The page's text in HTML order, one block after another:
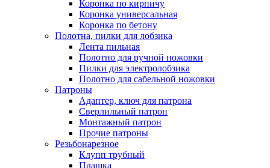
Коронка по кирпичу
Коронка универсальная
Коронка по бетону
Полотна, пилки для лобзика
Лента пильная
Полотно для ручной ножовки
Пилки для электролобзика
Полотно для сабельной ножовки
Патроны
Адаптер, ключ для патрона
Сверлильный патрон
Монтажный патрон
Прочие патроны
Резьбонарезное
Клупп трубный
Плашка